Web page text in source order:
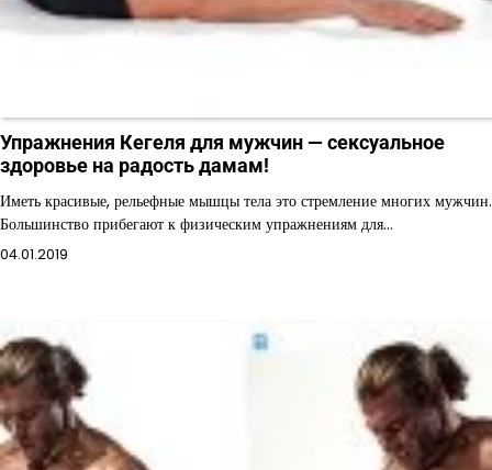
Упражнения Кегеля для мужчин — сексуальное
здоровье на радость дамам!
Иметь красивые, рельефные мышцы тела это стремление многих мужчин.
Большинство прибегают к физическим упражнениям для…
04.01.2019